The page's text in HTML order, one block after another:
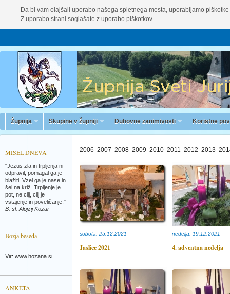
Da bi vam olajšali uporabo našega spletnega mesta, uporabljamo
Z uporabo strani soglašate z uporabo piškotkov.
Župnija Skupine v župniji Duhovne zanimivosti Koristne
MISEL DNEVA
"Jezus zla in trpljenja ni
odpravil, pomagal ga je
blažiti. Vzel ga je nase in
šel na križ. Trpljenje je
pot, ne cilj, cilj je
vstajenje in poveličanje."
B. sl. Alojzij Kozar
Božja beseda
Vir: www.hozana.si
ANKETA
2006 2007 2008 2009 2010 2011 2012 2013
sobota, 25.12.2021
Jaslice 2021
nedelja, 19.12.2021
4. adventna nedelja